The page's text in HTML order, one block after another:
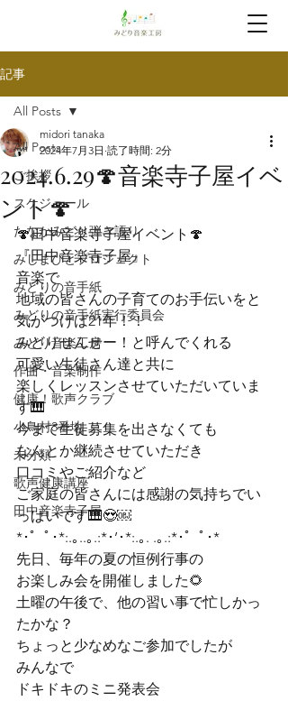
記事
All Posts
ご挨拶
スケジュール
たなかみどり弾き語り
みしまびとプロジェクト
みどりの音手紙
みどりの音手紙実行委員会
みどり音楽工房
作曲・音楽制作
健康！歌声クラブ
小鳥村3番地
未分類
歌声健康講座
田中音楽寺子屋
All Posts
2024.6.29🍄音楽寺子屋イベ
ント🍄
midori tanaka
2024年7月3日 読了時間: 2分
🍄田中音楽寺子屋イベント🍄
『田中音楽寺子屋』
音楽で
地域の皆さんの子育てのお手伝いをと
気がつけば21年！！
みどりせんせー！と呼んでくれる
可愛い生徒さん達と共に
楽しくレッスンさせていただいていま
す🎹
今まで生徒募集を出さなくても
なんとか継続させていただき
口コミやご紹介など
ご家庭の皆さんには感謝の気持ちでい
っぱいです🎹😍￼
*･゜ﾟ･*:.｡..｡.:*･’･*:.｡. .｡.:*･゜ﾟ･*
先日、毎年の夏の恒例行事の
お楽しみ会を開催しました🌻
土曜の午後で、他の習い事で忙しかっ
たかな？
ちょっと少なめなご参加でしたが
みんなで
ドキドキのミニ発表会